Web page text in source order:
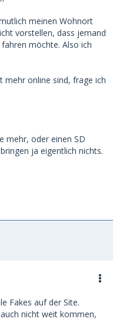
ganz neu bin und
will ich auch nicht
auf 0 Treffe(n)r
beantworten.
meinen Wohnort
vorstellen, dass jemand
möchte. Also ich
mehr online sind, frage ich
mehr, oder einen SD
ja eigentlich nichts.
Fakes auf der Site.
nicht weit kommen,